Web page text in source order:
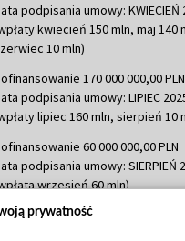
podpisania umowy: KWIECIEŃ
kwiecień 150 mln, maj 140
10 mln)
170 000 000,00 PLN
podpisania umowy: LIPIEC
lipiec 160 mln, sierpień 10
60 000 000,00 PLN
podpisania umowy: SIERPIEŃ
wrzesień 60 mln)
635 783 051,21 PLN
prywatność